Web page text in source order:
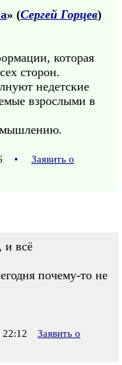
» (Сергей Горцев)
которая
сторон.
недетские
взрослыми в
•
Заявить о
и всё
почему-то не
Заявить о